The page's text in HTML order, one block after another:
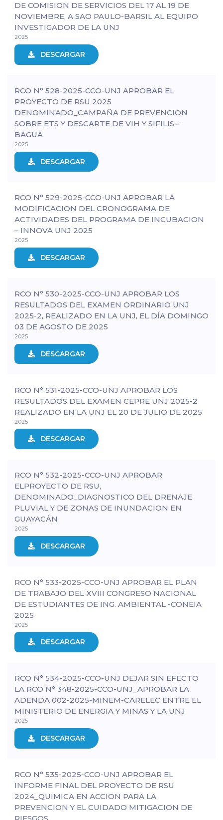
DE COMISION DE SERVICIOS DEL 17 AL 19 DE
NOVIEMBRE, A SAO PAULO-BARSIL AL EQUIPO
INVESTIGADOR DE LA UNJ
2025
DESCARGAR
RCO N° 528-2025-CCO-UNJ APROBAR EL
PROYECTO DE RSU 2025
DENOMINADO_CAMPAÑA DE PREVENCION
SOBRE ETS Y DESCARTE DE VIH Y SIFILIS –
BAGUA
2025
DESCARGAR
RCO N° 529-2025-CCO-UNJ APROBAR LA
MODIFICACION DEL CRONOGRAMA DE
ACTIVIDADES DEL PROGRAMA DE INCUBACION
– INNOVA UNJ 2025
2025
DESCARGAR
RCO N° 530-2025-CCO-UNJ APROBAR LOS
RESULTADOS DEL EXAMEN ORDINARIO UNJ
2025-2, REALIZADO EN LA UNJ, EL DÍA DOMINGO
03 DE AGOSTO DE 2025
2025
DESCARGAR
RCO N° 531-2025-CCO-UNJ APROBAR LOS
RESULTADOS DEL EXAMEN CEPRE UNJ 2025-2
REALIZADO EN LA UNJ EL 20 DE JULIO DE 2025
2025
DESCARGAR
RCO N° 532-2025-CCO-UNJ APROBAR
ELPROYECTO DE RSU,
DENOMINADO_DIAGNOSTICO DEL DRENAJE
PLUVIAL Y DE ZONAS DE INUNDACION EN
GUAYACÁN
2025
DESCARGAR
RCO N° 533-2025-CCO-UNJ APROBAR EL PLAN
DE TRABAJO DEL XVIII CONGRESO NACIONAL
DE ESTUDIANTES DE ING. AMBIENTAL -CONEIA
2025
2025
DESCARGAR
RCO N° 534-2025-CCO-UNJ DEJAR SIN EFECTO
LA RCO N° 348-2025-CCO-UNJ_APROBAR LA
ADENDA 002-2025-MINEM-CARELEC ENTRE EL
MINISTERIO DE ENERGIA Y MINAS Y LA UNJ
2025
DESCARGAR
RCO N° 535-2025-CCO-UNJ APROBAR EL
INFORME FINAL DEL PROYECTO DE RSU
2024_QUIMICA EN ACCION PARA LA
PREVENCION Y EL CUIDADO MITIGACION DE
RIESGOS